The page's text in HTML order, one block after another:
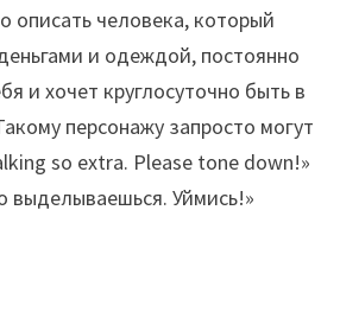
описать человека, который
и одеждой, постоянно
и хочет круглосуточно быть в
персонажу запросто могут
so extra. Please tone down!»
выделываешься. Уймись!»